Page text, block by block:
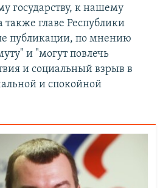
государству, к нашему
также главе Республики
публикации, по мнению
и "могут повлечь
и социальный взрыв в
и спокойной